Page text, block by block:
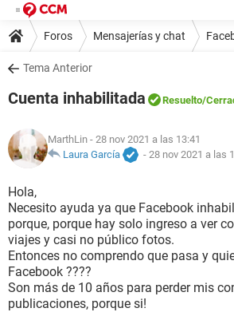
Foros Mensajerías y chat
Tema Anterior
Cuenta inhabilitada Resuelto/
MarthLin - 28 nov 2021 a las 13:41
Laura García
- 28 nov 2021 a las
Hola,
Necesito ayuda ya que Facebook
porque, porque hay solo ingreso a ver
viajes y casi no público fotos.
Entonces no comprendo que pasa y
Facebook ????
Son más de 10 años para perder mis
publicaciones, porque si!